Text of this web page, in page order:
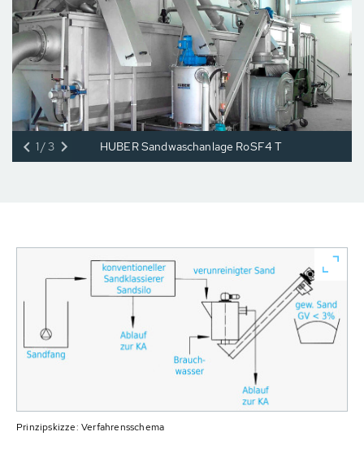
HUBER Sandwaschanlage RoSF4 T
1/3
Prinzipskizze: Verfahrensschema